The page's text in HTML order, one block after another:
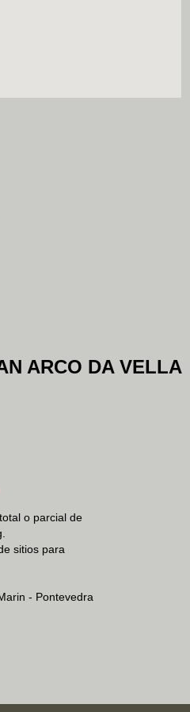
ARCO DA VELLA
o parcial de
sitios para
- Pontevedra